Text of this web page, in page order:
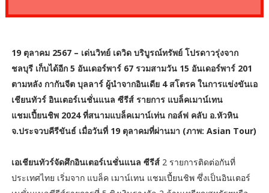
19 ตุลาคม 2567 – เด่นวิทย์ เดวิด บริบูรณ์ทรัพย์ โปรดาวรุ่งจาก
ชลบุรี เก็บได้อีก 5 อันเดอร์พาร์ 67 รวมสามวัน 15 อันเดอร์พาร์ 201
ตามหลัง กากันจีต บุลลาร์ ผู้นำจากอินเดีย 4 สโตรค ในการแข่งขันเอ
เชียนทัวร์ อินเตอร์เนชั่นแนล ซีรีส์ รายการ แบล็คเมาน์เทน
แชมเปี้ยนชิพ 2024 ที่สนามแบล็คเมาน์เท่น กอล์ฟ คลับ อ.หัวหิน
จ.ประจวบคีรีขันธ์ เมื่อวันที่ 19 ตุลาคมที่ผ่านมา (ภาพ: Asian Tour)
เอเชียนทัวร์จัดศึกอินเตอร์เนชั่นแนล ซีรีส์ 2 รายการติดต่อกันที่
ประเทศไทย เริ่มจาก แบล็ค เมาน์เทน แชมเปี้ยนชิพ ซึ่งเป็นอินเตอร์